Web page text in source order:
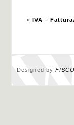
« IVA –
Designed by